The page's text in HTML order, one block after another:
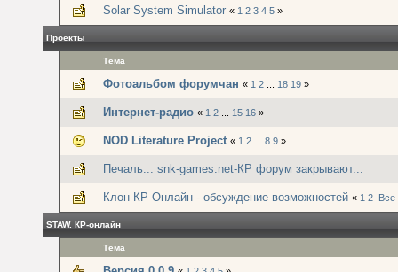
Solar System Simulator « 1 2 3 4 5 »
Проекты
Тема
Фотоальбом форумчан « 1 2 18 19 »
Интернет-радио « 1 2 15 16 »
NOD Literature Project « 1 2 8 9 »
Печаль... snk-games.net-КР форум закрывают...
Клон КР Онлайн - обсуждение возможностей « 1 2 Все
STAW. КР-онлайн
Тема